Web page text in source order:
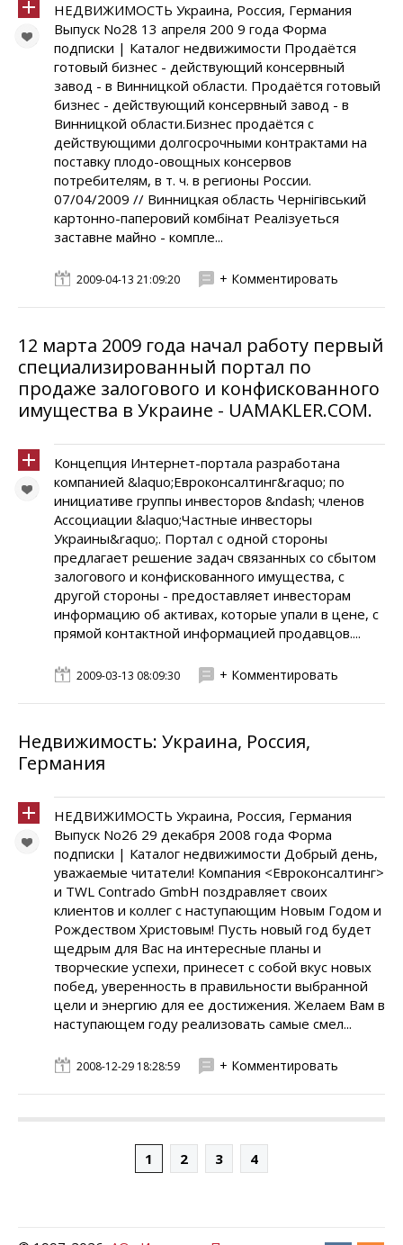
НЕДВИЖИМОСТЬ Украина, Россия, Германия
Выпуск No28 13 апреля 200 9 года Форма
подписки | Каталог недвижимости Продаётся
готовый бизнес - действующий консервный
завод - в Винницкой области. Продаётся готовый
бизнес - действующий консервный завод - в
Винницкой области.Бизнес продаётся с
действующими долгосрочными контрактами на
поставку плодо-овощных консервов
потребителям, в т. ч. в регионы России.
07/04/2009 // Винницкая область Чернiгiвський
картонно-паперовий комбiнат Реалiзуeться
заставне майно - компле...
2009-04-13 21:09:20 + Комментировать
12 марта 2009 года начал работу первый
специализированный портал по
продаже залогового и конфискованного
имущества в Украине - UAMAKLER.COM.
Концепция Интернет-портала разработана
компанией &laquo;Евроконсалтинг&raquo; по
инициативе группы инвесторов &ndash; членов
Ассоциации &laquo;Частные инвесторы
Украины&raquo;. Портал с одной стороны
предлагает решение задач связанных со сбытом
залогового и конфискованного имущества, с
другой стороны - предоставляет инвесторам
информацию об активах, которые упали в цене, с
прямой контактной информацией продавцов....
2009-03-13 08:09:30 + Комментировать
Недвижимость: Украина, Россия,
Германия
НЕДВИЖИМОСТЬ Украина, Россия, Германия
Выпуск No26 29 декабря 2008 года Форма
подписки | Каталог недвижимости Добрый день,
уважаемые читатели! Компания <Евроконсалтинг>
и TWL Contrado GmbH поздравляет своих
клиентов и коллег с наступающим Новым Годом и
Рождеством Христовым! Пусть новый год будет
щедрым для Вас на интересные планы и
творческие успехи, принесет с собой вкус новых
побед, уверенность в правильности выбранной
цели и энергию для ее достижения. Желаем Вам в
наступающем году реализовать самые смел...
2008-12-29 18:28:59 + Комментировать
1 2 3 4